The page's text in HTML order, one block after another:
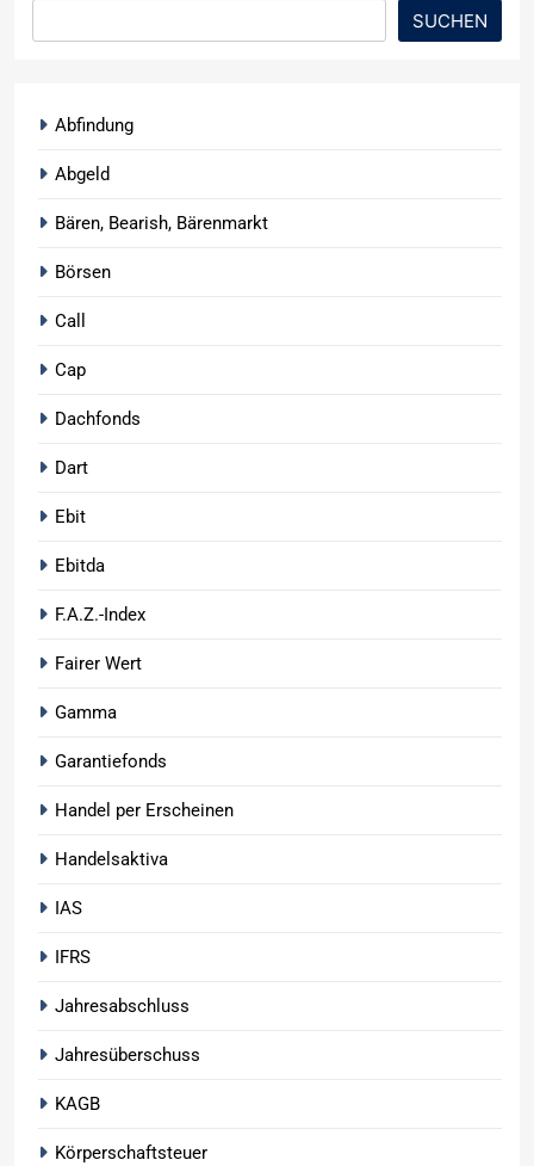
SUCHEN
Abfindung
Abgeld
Bären, Bearish, Bärenmarkt
Börsen
Call
Cap
Dachfonds
Dart
Ebit
Ebitda
F.A.Z.-Index
Fairer Wert
Gamma
Garantiefonds
Handel per Erscheinen
Handelsaktiva
IAS
IFRS
Jahresabschluss
Jahresüberschuss
KAGB
Körperschaftsteuer